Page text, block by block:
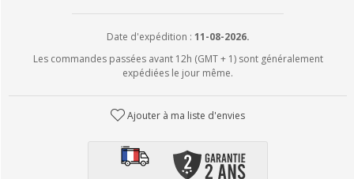
Date d'expédition : 11-08-2026.
Les commandes passées avant 12h (GMT + 1) sont généralement
expédiées le jour même.
Ajouter à ma liste d'envies